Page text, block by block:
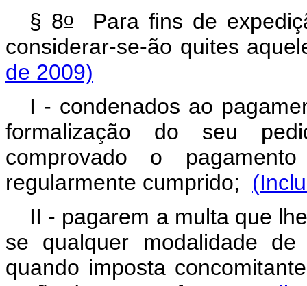
§ 8oPara fins de
considerar-se-ão quites
de 2009)
I - condenados ao
formalização do seu
comprovado o
regularmente cumprido;
II - pagarem a multa que
se qualquer modalidade de
quando imposta